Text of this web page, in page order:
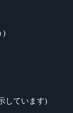
)
しています)